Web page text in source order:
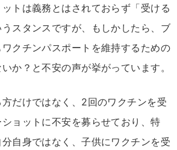
トは義務とはされておらず「受ける
スタンスですが、もしかしたら、ブ
クチンパスポートを維持するための
か？と不安の声が挙がっています。
だけではなく、2回のワクチンを受
ョットに不安を募らせており、特
自身ではなく、子供にワクチンを受